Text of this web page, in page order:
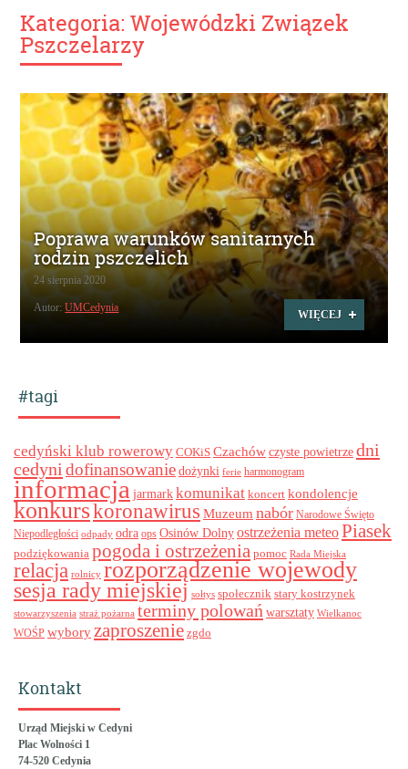
Kategoria:Wojewódzki Związek
Pszczelarzy
Poprawa warunków sanitarnych
rodzin pszczelich
24 sierpnia 2020
WIĘCEJ
Autor:UMCedynia
#tagi
cedyński klub rowerowy COKiS Czachówczyste powietrzedni
cedyni dofinansowanie dożynki ferie harmonogram
informacja jarmark komunikat koncert kondolencje
konkurskoronawirus Muzeumnabór Narodowe Święto
Niepodległości odpady odra ops Osinów Dolnyostrzeżenia meteoPiasek
podziękowania pogoda i ostrzeżenia pomoc Rada Miejska
relacja rolnicy rozporządzenie wojewody
sesja rady miejskiej sołtys społecznik stary kostrzynek
stowarzyszenia straż pożarna terminy polowań warsztaty Wielkanoc
WOŚP wyboryzaproszenie zgdo
Kontakt
Urząd Miejski w Cedyni
Plac Wolności 1
74-520 Cedynia